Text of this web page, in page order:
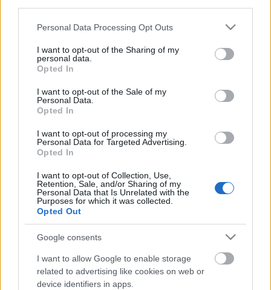
Please note that this website/app uses one or more Google
not limited to your visit or usage behaviour. You may click to
grant or deny consent to Google and its third-party tags to
use your data for below specified purposes in below Google
consent section.
Personal Data Processing Opt Outs
I want to opt-out of the Sharing of my
personal data.
Opted In
I want to opt-out of the Sale of my
Personal Data.
Opted In
I want to opt-out of processing my
Personal Data for Targeted Advertising.
Opted In
I want to opt-out of Collection, Use,
Retention, Sale, and/or Sharing of my
Personal Data that Is Unrelated with the
Purposes for which it was collected.
Opted Out
Google consents
I want to allow Google to enable storage
related to advertising like cookies on web or
device identifiers in apps.
Kicsit szomorkás a hangulatom...
Tom és Berry•2013. július 01.
Múlt pénteken a BlackBerry az előzetes elemzői
várakozásokat többségében alulmúló első üzleti
negyedévről számolt be, amire azonnal ...